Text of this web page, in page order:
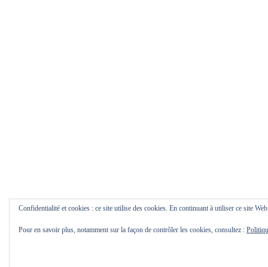
Confidentialité et cookies : ce site utilise des cookies. En continuant à utiliser ce site
Pour en savoir plus, notamment sur la façon de contrôler les cookies, consultez :